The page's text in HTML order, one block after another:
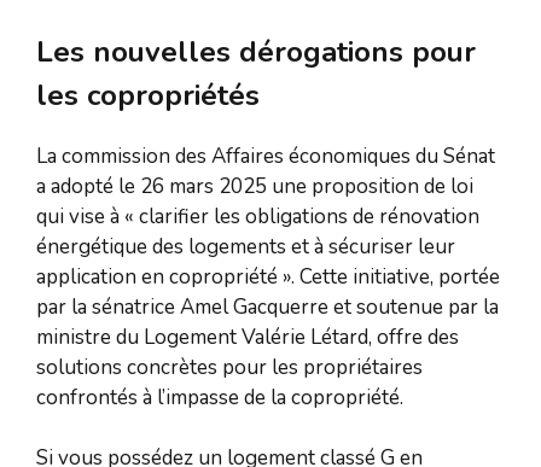
Les nouvelles dérogations pour
les copropriétés
La commission des Affaires économiques du Sénat
a adopté le 26 mars 2025 une proposition de loi
qui vise à « clarifier les obligations de rénovation
énergétique des logements et à sécuriser leur
application en copropriété ». Cette initiative, portée
par la sénatrice Amel Gacquerre et soutenue par la
ministre du Logement Valérie Létard, offre des
solutions concrètes pour les propriétaires
confrontés à l’impasse de la copropriété.
Si vous possédez un logement classé G en